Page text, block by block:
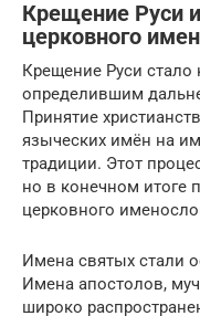
Крещение Руси
церковного
Крещение Руси
определившим
Принятие
языческих имён на
традиции. Этот
но в конечном итоге
церковного
Имена святых стали
Имена апостолов,
широко